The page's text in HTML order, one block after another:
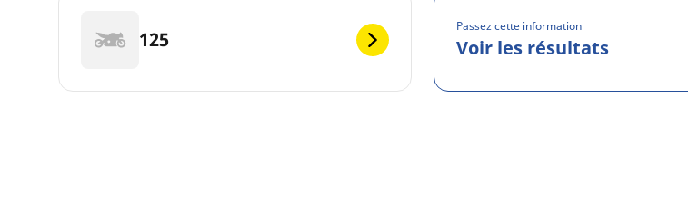
125
Passez cette information
Voir les résultats